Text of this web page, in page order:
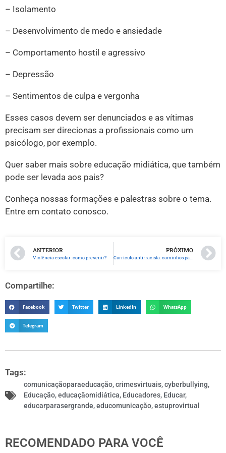
– Isolamento
– Desenvolvimento de medo e ansiedade
– Comportamento hostil e agressivo
– Depressão
– Sentimentos de culpa e vergonha
Esses casos devem ser denunciados e as vítimas
precisam ser direcionas a profissionais como um
psicólogo, por exemplo.
Quer saber mais sobre educação midiática, que também
pode ser levada aos pais?
Conheça nossas formações e palestras sobre o tema.
Entre em contato conosco.
ANTERIOR
Violência escolar: como prevenir?
PRÓXIMO
Currículo antirracista: caminhos para implementação nas escolas
Compartilhe:
Facebook Twitter LinkedIn WhatsApp
Telegram
Tags:
comunicaçãoparaeducação,crimesvirtuais,cyberbullying,
Educação,educaçãomidiática, Educadores, Educar,
educarparasergrande,educomunicação,estuprovirtual
RECOMENDADO PARA VOCÊ